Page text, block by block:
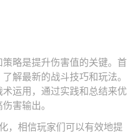
略是提升伤害值的关键。首
解最新的战斗技巧和玩法。
运用，通过实践和总结来优
害输出。
，相信玩家们可以有效地提